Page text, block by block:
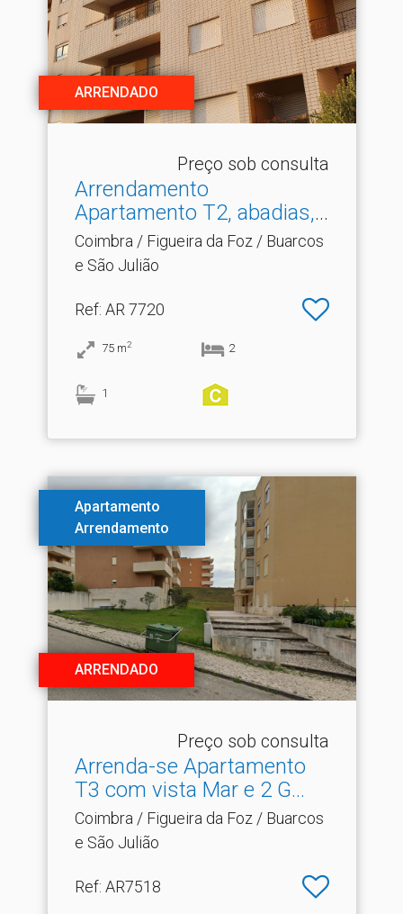
ARRENDADO
Preço sob consulta
Arrendamento
Apartamento T2, abadias,
Figueir.​..
Coimbra / Figueira da Foz / Buarcos
e São Julião
Ref: AR 7720
75 m2 2
1
Apartamento
Arrendamento
ARRENDADO
Preço sob consulta
Arrenda-se Apartamento
T3 com vista Mar e 2 G.​..
Coimbra / Figueira da Foz / Buarcos
e São Julião
Ref: AR7518